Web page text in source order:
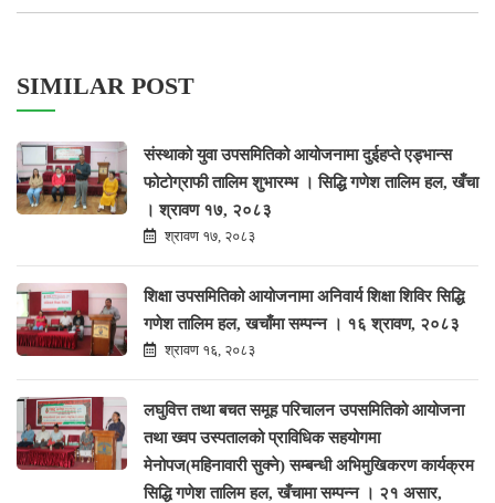
SIMILAR POST
संस्थाको युवा उपसमितिको आयोजनामा दुईहप्ते एड्भान्स
फोटोग्राफी तालिम शुभारम्भ । सिद्धि गणेश तालिम हल, खँचा
। श्रावण १७, २०८३
श्रावण १७, २०८३
शिक्षा उपसमितिको आयोजनामा अनिवार्य शिक्षा शिविर सिद्धि
गणेश तालिम हल, खचाँमा सम्पन्न । १६ श्रावण, २०८३
श्रावण १६, २०८३
लघुवित्त तथा बचत समूह परिचालन उपसमितिको आयोजना
तथा ख्वप उस्पतालको प्राविधिक सहयोगमा
मेनोपज(महिनावारी सुक्ने) सम्बन्धी अभिमुखिकरण कार्यक्रम
सिद्धि गणेश तालिम हल, खँचामा सम्पन्न । २१ असार,